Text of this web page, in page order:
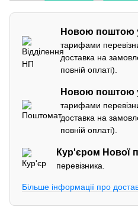
Новою поштою
тарифами
доставка на
повній оплаті).
Новою поштою
тарифами
доставка на
повній оплаті).
Кур'єром Нової
перевізника.
Більше інформації про